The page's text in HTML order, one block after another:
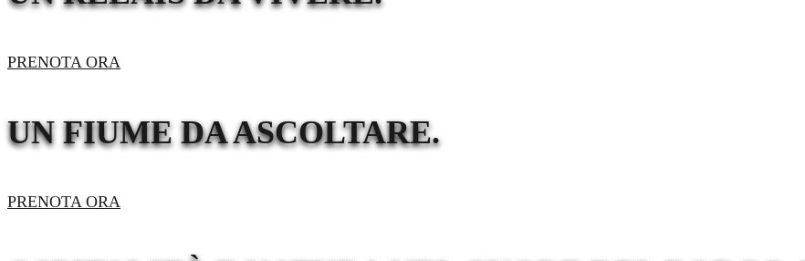
PRENOTA ORA
UN FIUME DA ASCOLTARE.
PRENOTA ORA